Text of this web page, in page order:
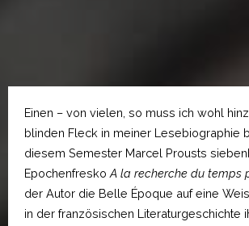
Einen – von vielen, so muss ich wohl
blinden Fleck in meiner Lesebiographie
diesem Semester Marcel Prousts
Epochenfresko A la recherche du temps
der Autor die Belle Époque auf eine
in der französischen Literaturgeschichte